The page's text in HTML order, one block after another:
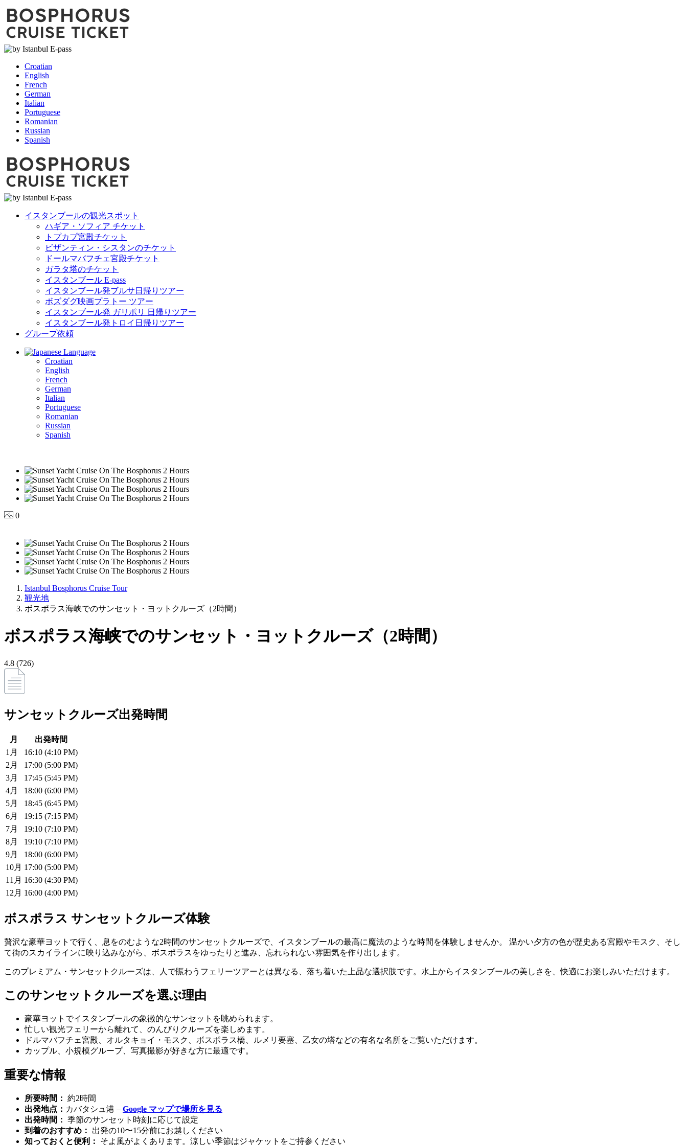
Croatian
English
French
German
Italian
Portuguese
Romanian
Russian
Spanish
イスタンブールの観光スポット
ハギア・ソフィア チケット
トプカプ宮殿チケット
ビザンティン・シスタンのチケット
ドールマバフチェ宮殿チケット
ガラタ塔のチケット
イスタンブール E-pass
イスタンブール発ブルサ日帰りツアー
ボズダグ映画プラトー ツアー
イスタンブール発 ガリポリ 日帰りツアー
イスタンブール発トロイ日帰りツアー
グループ依頼
Language
Croatian
English
French
German
Italian
Portuguese
Romanian
Russian
Spanish
0
Istanbul Bosphorus Cruise Tour
観光地
ボスポラス海峡でのサンセット・ヨットクルーズ（2時間）
ボスポラス海峡でのサンセット・ヨットクルーズ（2時間）
4.8 (726)
サンセットクルーズ出発時間
月
出発時間
1月
16:10 (4:10 PM)
2月
17:00 (5:00 PM)
3月
17:45 (5:45 PM)
4月
18:00 (6:00 PM)
5月
18:45 (6:45 PM)
6月
19:15 (7:15 PM)
7月
19:10 (7:10 PM)
8月
19:10 (7:10 PM)
9月
18:00 (6:00 PM)
10月 17:00 (5:00 PM)
11月 16:30 (4:30 PM)
12月 16:00 (4:00 PM)
ボスポラス サンセットクルーズ体験
贅沢な豪華ヨットで行く、息をのむような2時間のサンセットクルーズで、イスタンブールの最高に魔法のような時間を体験しませんか。 温かい夕方の色が歴史ある宮殿やモスク、そし
て街のスカイラインに映り込みながら、ボスポラスをゆったりと進み、忘れられない雰囲気を作り出します。
このプレミアム・サンセットクルーズは、人で賑わうフェリーツアーとは異なる、落ち着いた上品な選択肢です。水上からイスタンブールの美しさを、快適にお楽しみいただけます。
このサンセットクルーズを選ぶ理由
豪華ヨットでイスタンブールの象徴的なサンセットを眺められます。
忙しい観光フェリーから離れて、のんびりクルーズを楽しめます。
ドルマバフチェ宮殿、オルタキョイ・モスク、ボスポラス橋、ルメリ要塞、乙女の塔などの有名な名所をご覧いただけます。
カップル、小規模グループ、写真撮影が好きな方に最適です。
重要な情報
所要時間： 約2時間
出発地点： カバタシュ港 – Google マップで場所を見る
出発時間： 季節のサンセット時刻に応じて設定
到着のおすすめ：
出発の10〜15分前にお越しください
知っておくと便利：
そよ風がよくあります。涼しい季節はジャケットをご持参ください